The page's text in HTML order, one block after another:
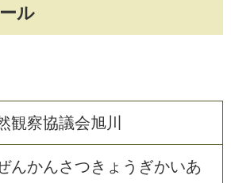
ル
観察協議会旭川
んかんさつきょうぎかいあ